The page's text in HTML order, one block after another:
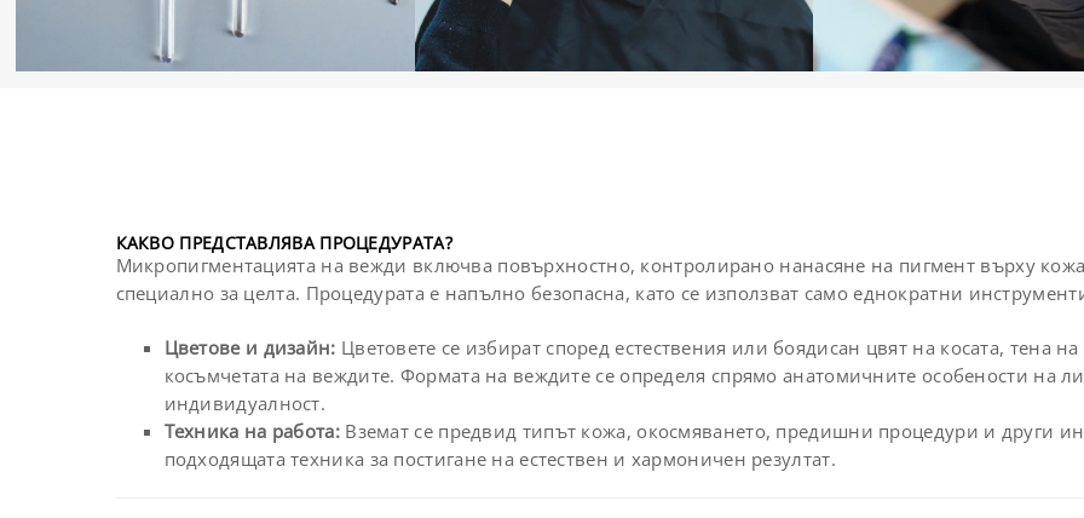
КАКВО ПРЕДСТАВЛЯВА ПРОЦЕДУРАТА?
Микропигментацията на вежди включва повърхностно, контролирано нанасяне на пигмент върху
специално за целта. Процедурата е напълно безопасна, като се използват само еднократни
Цветове и дизайн: Цветовете се избират според естествения или боядисан цвят на косата, тена
косъмчетата на веждите. Формата на веждите се определя спрямо анатомичните особености на
индивидуалност.
Техника на работа:Вземат се предвид типът кожа, окосмяването, предишни процедури и други
подходящата техника за постигане на естествен и хармоничен резултат.